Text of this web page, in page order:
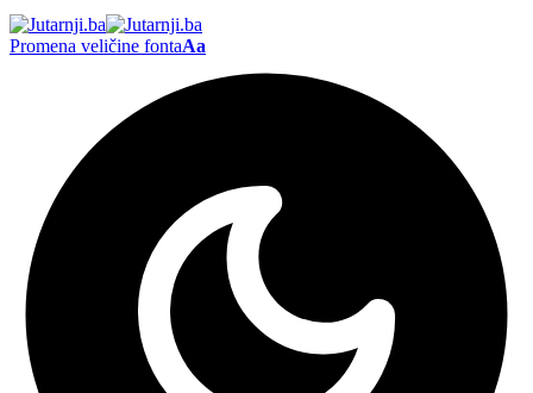
Promena veličine fontaAa